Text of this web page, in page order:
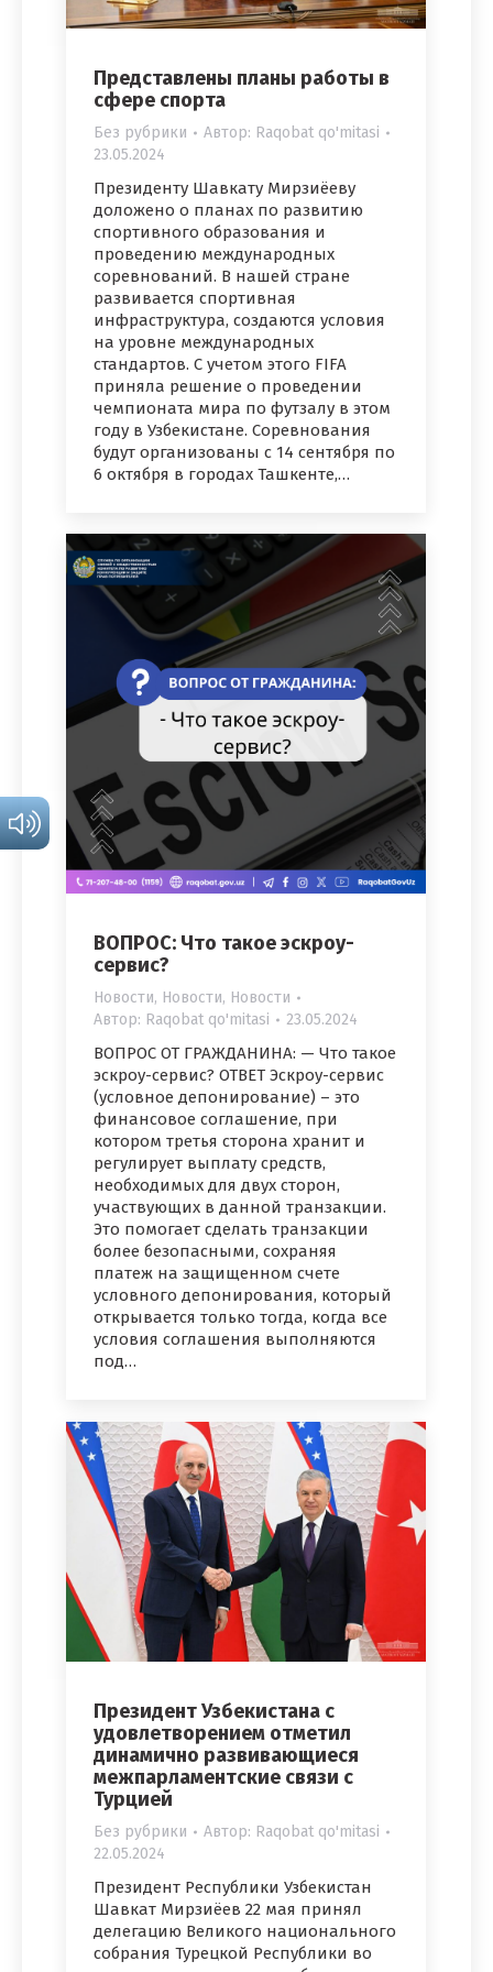
Представлены планы работы в
сфере спорта
Без рубрики Автор: Raqobat qo'mitasi
23.05.2024
Президенту Шавкату Мирзиёеву
доложено о планах по развитию
спортивного образования и
проведению международных
соревнований. В нашей стране
развивается спортивная
инфраструктура, создаются условия
на уровне международных
стандартов. С учетом этого FIFA
приняла решение о проведении
чемпионата мира по футзалу в этом
году в Узбекистане. Соревнования
будут организованы с 14 сентября по
6 октября в городах Ташкенте,…
ВОПРОС: Что такое эскроу-
сервис?
Новости, Новости, Новости
Автор: Raqobat qo'mitasi 23.05.2024
ВОПРОС ОТ ГРАЖДАНИНА: — Что такое
эскроу-сервис? ОТВЕТ Эскроу-сервис
(условное депонирование) – это
финансовое соглашение, при
котором третья сторона хранит и
регулирует выплату средств,
необходимых для двух сторон,
участвующих в данной транзакции.
Это помогает сделать транзакции
более безопасными, сохраняя
платеж на защищенном счете
условного депонирования, который
открывается только тогда, когда все
условия соглашения выполняются
под…
Президент Узбекистана с
удовлетворением отметил
динамично развивающиеся
межпарламентские связи с
Турцией
Без рубрики Автор: Raqobat qo'mitasi
22.05.2024
Президент Республики Узбекистан
Шавкат Мирзиёев 22 мая принял
делегацию Великого национального
собрания Турецкой Республики во